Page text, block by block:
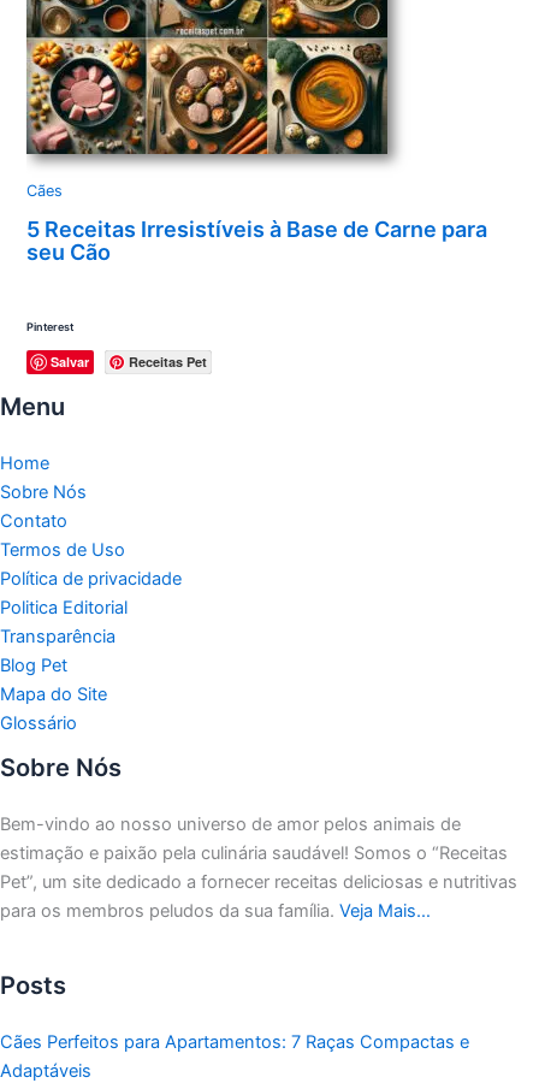
Cães
5 Receitas Irresistíveis à Base de Carne para
seu Cão
Pinterest
Salvar Receitas Pet
Menu
Home
Sobre Nós
Contato
Termos de Uso
Política de privacidade
Politica Editorial
Transparência
Blog Pet
Mapa do Site
Glossário
Sobre Nós
Bem-vindo ao nosso universo de amor pelos animais de
estimação e paixão pela culinária saudável! Somos o “Receitas
Pet”, um site dedicado a fornecer receitas deliciosas e nutritivas
para os membros peludos da sua família. Veja Mais…
Posts
Cães Perfeitos para Apartamentos: 7 Raças Compactas e
Adaptáveis